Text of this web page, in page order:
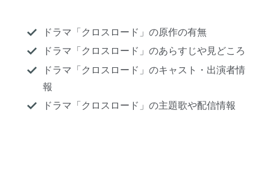
ドラマ「クロスロード」の原作の有無
ドラマ「クロスロード」のあらすじや見どころ
ドラマ「クロスロード」のキャスト・出演者情
報
ドラマ「クロスロード」の主題歌や配信情報